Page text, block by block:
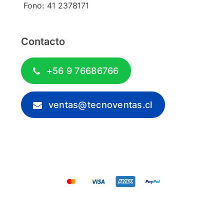
Fono: 41 2378171
Contacto
+56 9 76686766
ventas@tecnoventas.cl